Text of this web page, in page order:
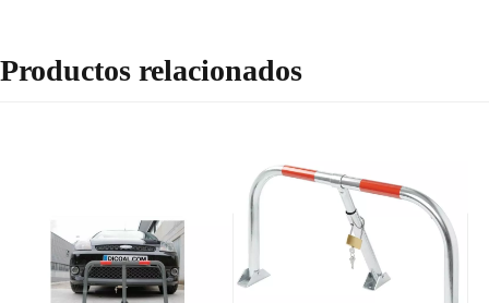
Productos relacionados